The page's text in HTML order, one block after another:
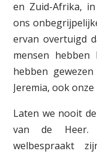
en Zuid-Afrika,
ons
ervan overtuigd
mensen
hebben
Jeremia, ook
Laten we nooit
van de Heer.
welbespraakt